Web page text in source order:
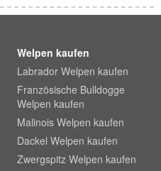
Welpen kaufen
Labrador Welpen kaufen
Französische Bulldogge
Welpen kaufen
Malinois Welpen kaufen
Dackel Welpen kaufen
Zwergspitz Welpen kaufen